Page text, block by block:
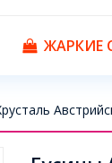
ЖАРКИЕ